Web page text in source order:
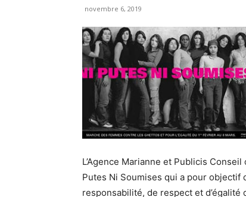
novembre 6, 2019
L’Agence Marianne et Publicis
Putes Ni Soumises qui a pour
responsabilité, de respect et